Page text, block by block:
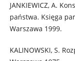
JANKIEWICZ, A.
państwa. Księga
Warszawa 1999.
KALINOWSKI, S.